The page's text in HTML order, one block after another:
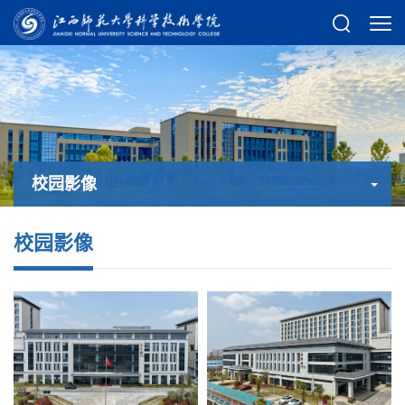
校园影像
校园影像
校园影像